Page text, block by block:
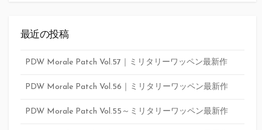
最近の投稿
PDW Morale Patch Vol.57｜ミリタリーワッペン最新作
PDW Morale Patch Vol.56｜ミリタリーワッペン最新作
PDW Morale Patch Vol.55～ミリタリーワッペン最新作